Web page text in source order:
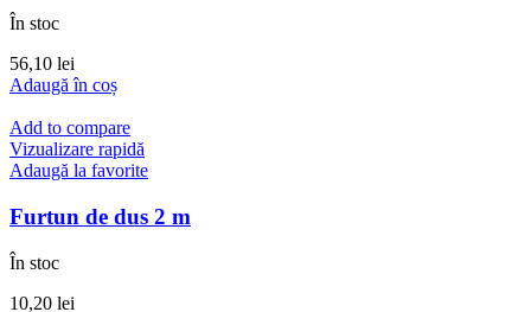
În stoc
56,10 lei
Adaugă în coș
Add to compare
Vizualizare rapidă
Adaugă la favorite
Furtun de dus 2 m
În stoc
10,20 lei